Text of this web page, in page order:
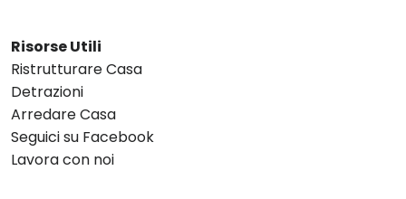
Risorse Utili
Ristrutturare Casa
Detrazioni
Arredare Casa
Seguici su Facebook
Lavora con noi